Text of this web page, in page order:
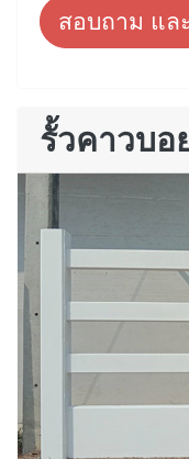
สอบถาม แล
รั้วคาวบอ